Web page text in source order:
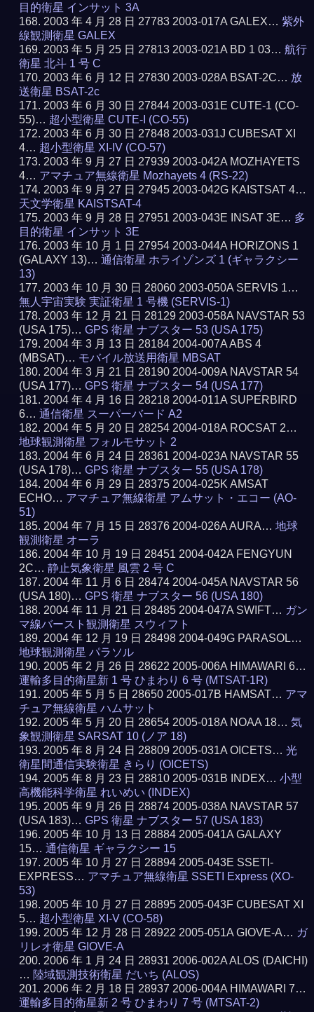
目的衛星 インサット 3A
2003 年 4 月 28 日 27783 2003-017A GALEX…紫外
線観測衛星 GALEX
2003 年 5 月 25 日 27813 2003-021A BD 1 03…航行
衛星 北斗 1 号 C
2003 年 6 月 12 日 27830 2003-028A BSAT-2C… 放
送衛星 BSAT-2c
2003 年 6 月 30 日 27844 2003-031E CUTE-1 (CO-
55)… 超小型衛星 CUTE-I (CO-55)
2003 年 6 月 30 日 27848 2003-031J CUBESAT XI
4… 超小型衛星 XI-IV (CO-57)
2003 年 9 月 27 日 27939 2003-042A MOZHAYETS
4… アマチュア無線衛星 Mozhayets 4 (RS-22)
2003 年 9 月 27 日 27945 2003-042G KAISTSAT 4…
天文学衛星 KAISTSAT-4
2003 年 9 月 28 日 27951 2003-043E INSAT 3E… 多
目的衛星 インサット 3E
2003 年 10 月 1 日 27954 2003-044A HORIZONS 1
(GALAXY 13)…通信衛星 ホライゾンズ 1 (ギャラクシー
13)
2003 年 10 月 30 日 28060 2003-050A SERVIS 1…
無人宇宙実験 実証衛星 1 号機 (SERVIS-1)
2003 年 12 月 21 日 28129 2003-058A NAVSTAR 53
(USA 175)…GPS 衛星 ナブスター 53 (USA 175)
2004 年 3 月 13 日 28184 2004-007A ABS 4
(MBSAT)… モバイル放送用衛星 MBSAT
2004 年 3 月 21 日 28190 2004-009A NAVSTAR 54
(USA 177)…GPS 衛星 ナブスター 54 (USA 177)
2004 年 4 月 16 日 28218 2004-011A SUPERBIRD
6…通信衛星 スーパーバード A2
2004 年 5 月 20 日 28254 2004-018A ROCSAT 2…
地球観測衛星 フォルモサット 2
2004 年 6 月 24 日 28361 2004-023A NAVSTAR 55
(USA 178)…GPS 衛星 ナブスター 55 (USA 178)
2004 年 6 月 29 日 28375 2004-025K AMSAT
ECHO… アマチュア無線衛星 アムサット・エコー (AO-
51)
2004 年 7 月 15 日 28376 2004-026A AURA…地球
観測衛星 オーラ
2004 年 10 月 19 日 28451 2004-042A FENGYUN
2C…静止気象衛星 風雲 2 号 C
2004 年 11 月 6 日 28474 2004-045A NAVSTAR 56
(USA 180)…GPS 衛星 ナブスター 56 (USA 180)
2004 年 11 月 21 日 28485 2004-047A SWIFT… ガン
マ線バースト観測衛星 スウィフト
2004 年 12 月 19 日 28498 2004-049G PARASOL…
地球観測衛星 パラソル
2005 年 2 月 26 日 28622 2005-006A HIMAWARI 6…
運輸多目的衛星新 1 号 ひまわり 6 号 (MTSAT-1R)
2005 年 5 月 5 日 28650 2005-017B HAMSAT… アマ
チュア無線衛星 ハムサット
2005 年 5 月 20 日 28654 2005-018A NOAA 18…気
象観測衛星 SARSAT 10 (ノア 18)
2005 年 8 月 24 日 28809 2005-031A OICETS…光
衛星間通信実験衛星 きらり (OICETS)
2005 年 8 月 23 日 28810 2005-031B INDEX…小型
高機能科学衛星 れいめい (INDEX)
2005 年 9 月 26 日 28874 2005-038A NAVSTAR 57
(USA 183)…GPS 衛星 ナブスター 57 (USA 183)
2005 年 10 月 13 日 28884 2005-041A GALAXY
15…通信衛星 ギャラクシー 15
2005 年 10 月 27 日 28894 2005-043E SSETI-
EXPRESS… アマチュア無線衛星 SSETI Express (XO-
53)
2005 年 10 月 27 日 28895 2005-043F CUBESAT XI
5… 超小型衛星 XI-V (CO-58)
2005 年 12 月 28 日 28922 2005-051A GIOVE-A… ガ
リレオ衛星 GIOVE-A
2006 年 1 月 24 日 28931 2006-002A ALOS (DAICHI)
… 陸域観測技術衛星 だいち (ALOS)
2006 年 2 月 18 日 28937 2006-004A HIMAWARI 7…
運輸多目的衛星新 2 号 ひまわり 7 号 (MTSAT-2)